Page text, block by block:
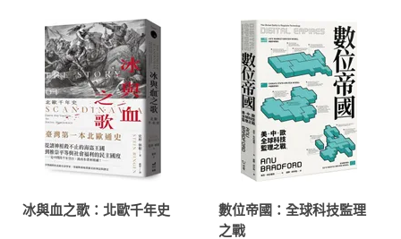
冰與血之歌：北歐千年史
數位帝國：全球科技監理
之戰